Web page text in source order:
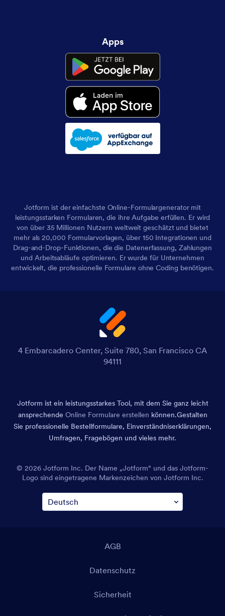
Apps
Jotform ist der einfachste Online-Formulargenerator mit
leistungsstarken Formularen, die ihre Aufgabe erfüllen. Er wird
von über 35 Millionen Nutzern weltweit geschätzt und bietet
mehr als 20,000 Formularvorlagen, über 150 Integrationen und
Drag-and-Drop-Funktionen, die die Datenerfassung, Zahlungen
und Arbeitsabläufe optimieren. Er wurde für Unternehmen
entwickelt, die professionelle Formulare ohne Coding benötigen.
4 Embarcadero Center, Suite 780, San Francisco CA
94111
Jotform ist ein leistungsstarkes Tool, mit dem Sie ganz leicht
ansprechende Online Formulare erstellen können.Gestalten
Sie professionelle Bestellformulare, Einverständniserklärungen,
Umfragen, Fragebögen und vieles mehr.
© 2026 Jotform Inc. Der Name „Jotform“ und das Jotform-
Logo sind eingetragene Markenzeichen von Jotform Inc.
AGB
Datenschutz
Sicherheit